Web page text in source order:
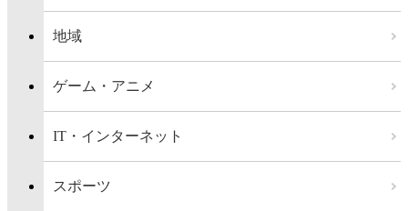
地域
ゲーム・アニメ
IT・インターネット
スポーツ